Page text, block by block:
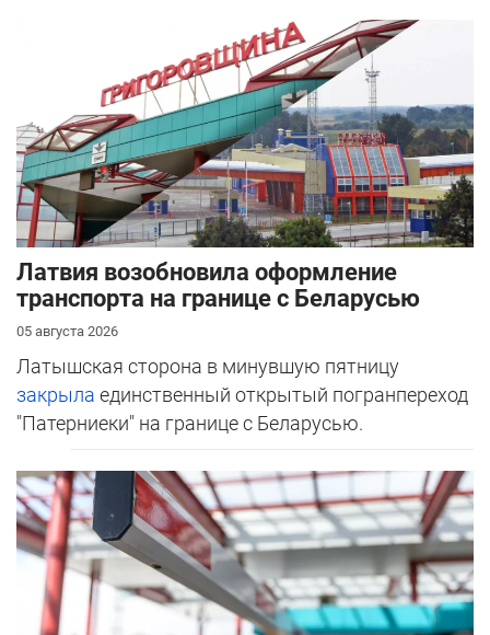
Латвия возобновила оформление
транспорта на границе с Беларусью
05 августа 2026
Латышская сторона в минувшую пятницу
закрыла единственный открытый погранпереход
"Патерниеки" на границе с Беларусью.